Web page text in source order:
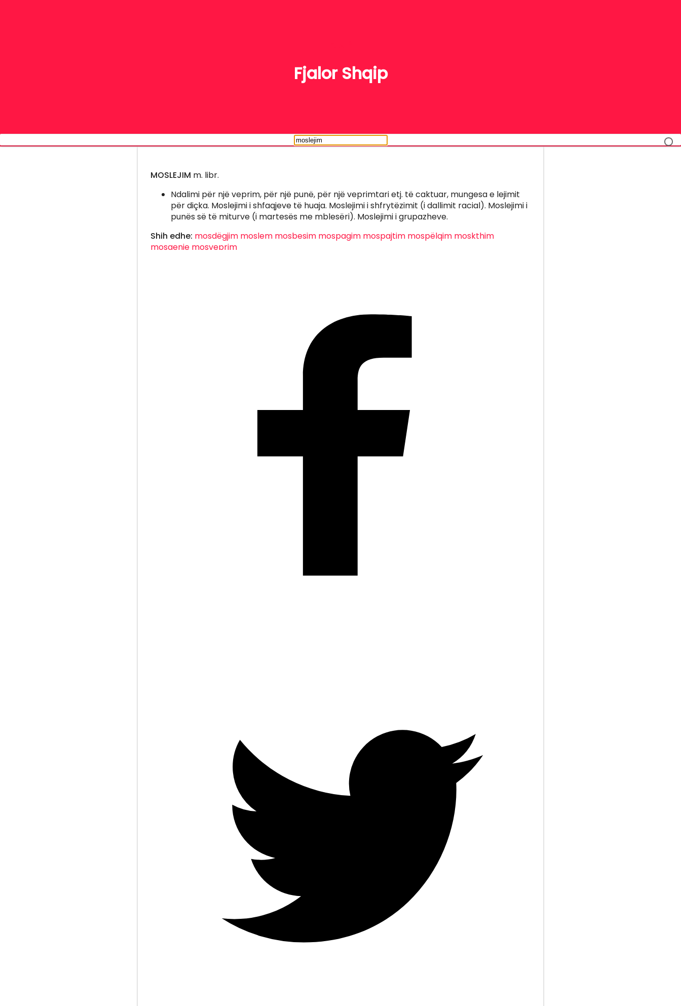
Fjalor Shqip
MOSLEJIM m. libr.
Ndalimi për një veprim, për një punë, për një veprimtari etj. të caktuar, mungesa e lejimit
për diçka. Moslejimi i shfaqjeve të huaja. Moslejimi i shfrytëzimit (i dallimit racial). Moslejimi i
punës së të miturve (i martesës me mblesëri). Moslejimi i grupazheve.
Shih edhe: mosdëgjim moslem mosbesim mospagim mospajtim mospëlqim moskthim
mosqenie mosveprim